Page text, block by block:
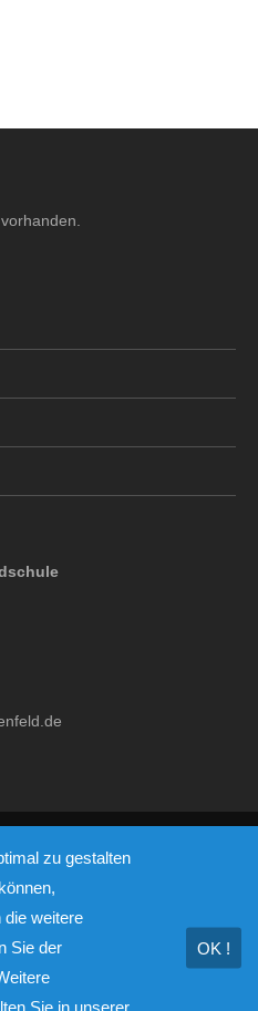
Grundschule
zu gestalten
weitere
Sie der
Sie in unserer
OK !